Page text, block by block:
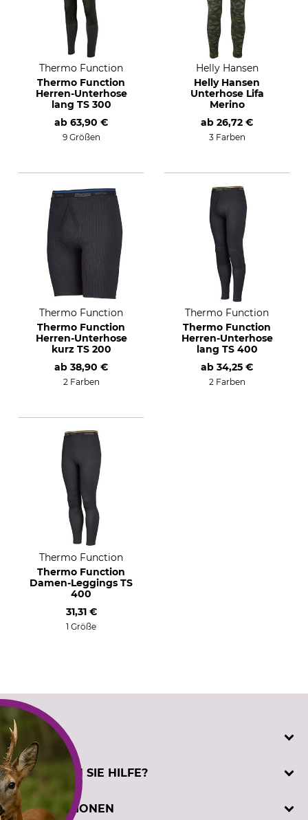
Thermo Function
Thermo Function
Herren-Unterhose
lang TS 300
ab 63,90 €
9 Größen
Helly Hansen
Helly Hansen
Unterhose Lifa
Merino
ab 26,72 €
3 Farben
Thermo Function
Thermo Function
Herren-Unterhose
kurz TS 200
ab 38,90 €
2 Farben
Thermo Function
Thermo Function
Herren-Unterhose
lang TS 400
ab 34,25 €
2 Farben
Thermo Function
Thermo Function
Damen-Leggings TS
400
31,31 €
1 Größe
SERVICE
Katalogbestellung
Kontakt
Kundenregistrierung
Prüfzeichen
BENÖTIGEN SIE HILFE?
Telefonische Unterstützung und Beratung unter:
INFORMATIONEN